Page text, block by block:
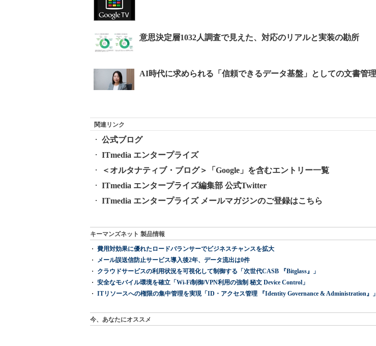
関連リンク
公式ブログ
ITmedia エンタープライズ
＜オルタナティブ・ブログ＞「Google」を含むエントリー一覧
ITmedia エンタープライズ編集部 公式Twitter
ITmedia エンタープライズ メールマガジンのご登録はこちら
キーマンズネット 製品情報
費用対効果に優れたロードバランサーでビジネスチャンスを拡大
メール誤送信防止サービス導入後2年、データ流出は0件
クラウドサービスの利用状況を可視化して制御する「次世代CASB 『Bitglass』」
安全なモバイル環境を確立「Wi-Fi制御/VPN利用の強制 秘文 Device Control」
ITリソースへの権限の集中管理を実現「ID・アクセス管理 『Identity Governance & Administration』」
今、あなたにオススメ